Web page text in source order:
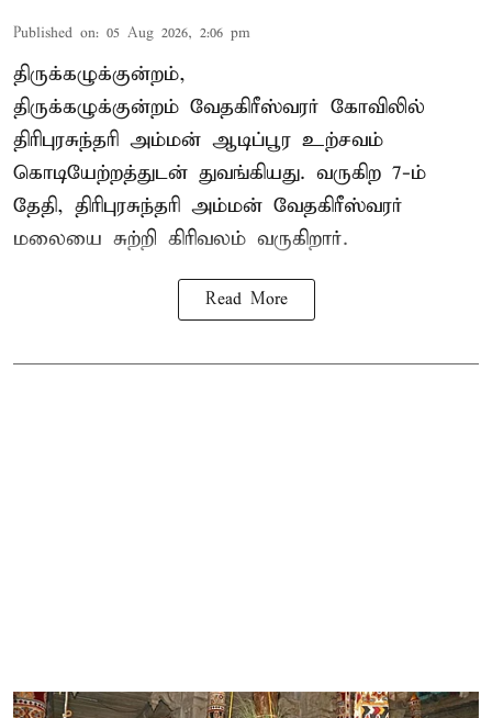
Published on: 05 Aug 2026, 2:06 pm
திருக்கழுக்குன்றம்,
திருக்கழுக்குன்றம் வேதகிரீஸ்வரர் கோவிலில்
திரிபுரசுந்தரி அம்மன் ஆடிப்பூர உற்சவம்
கொடியேற்றத்துடன் துவங்கியது. வருகிற 7-ம்
தேதி, திரிபுரசுந்தரி அம்மன் வேதகிரீஸ்வரர்
மலையை சுற்றி கிரிவலம் வருகிறார்.
Read More